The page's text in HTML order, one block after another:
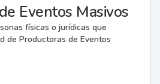
Eventos Masivos
físicas o jurídicas que
de Productoras de Eventos